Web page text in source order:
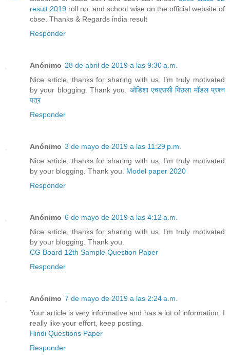
result 2019 roll no. and school wise on the official website of
cbse. Thanks & Regards india result
Responder
Anónimo 28 de abril de 2019 a las 9:30 a.m.
Nice article, thanks for sharing with us. I’m truly motivated
by your blogging. Thank you. ओडिशा एचएससी पिछला मॉडल प्रश्न
पत्र
Responder
Anónimo 3 de mayo de 2019 a las 11:29 p.m.
Nice article, thanks for sharing with us. I’m truly motivated
by your blogging. Thank you. Model paper 2020
Responder
Anónimo 6 de mayo de 2019 a las 4:12 a.m.
Nice article, thanks for sharing with us. I'm truly motivated
by your blogging. Thank you.
CG Board 12th Sample Question Paper
Responder
Anónimo 7 de mayo de 2019 a las 2:24 a.m.
Your article is very informative and has a lot of information. I
really like your effort, keep posting.
Hindi Questions Paper
Responder